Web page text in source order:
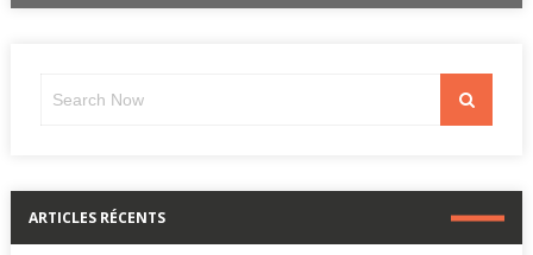
Search
ARTICLES RÉCENTS